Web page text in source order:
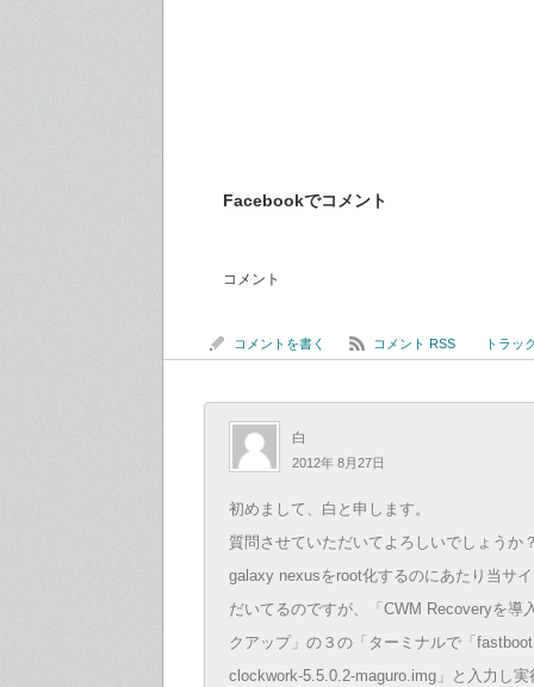
Facebookでコメント
コメント
コメントを書く コメント RSS トラッ
白
2012年 8月27日
初めまして、白と申します。
質問させていただいてよろしいでしょうか
galaxy nexusをroot化するのにあたり当サ
だいてるのですが、「CWM Recoveryを導
クアップ」の３の「ターミナルで「
clockwork-5.5.0.2-maguro.img」と入力し